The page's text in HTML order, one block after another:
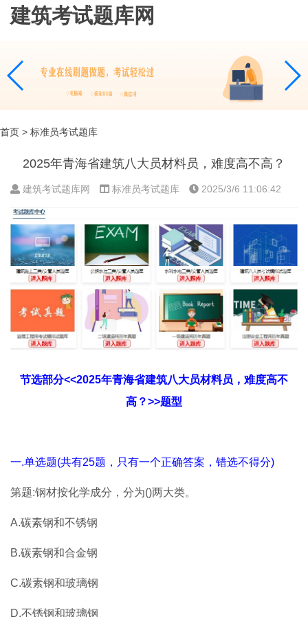
建筑考试题库网
首页 > 标准员考试题库
2025年青海省建筑八大员材料员，难度高不高？
建筑考试题库网 标准员考试题库 2025/3/6 11:06:42
节选部分<<2025年青海省建筑八大员材料员，难度高不
高？>>题型
一.单选题(共有25题，只有一个正确答案，错选不得分)
第题:钢材按化学成分，分为()两大类。
A.碳素钢和不锈钢
B.碳素钢和合金钢
C.碳素钢和玻璃钢
D.不锈钢和玻璃钢